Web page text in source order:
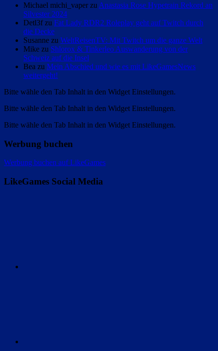
Michael michi_vaper zu Anastasia Rose Hypetrain Rekord an
Silvester 2024
Detl3f zu Fat Lady RDR2 Roleplay geht auf Twitch durch
die Decke
Susanne zu WeltReisenTV: Mit Twitch um die ganze Welt
Mike zu Shlorox & Tinkerleo Auswanderung von der
Schweiz auf die Insel
Bea zu Mein Abschied und wie es mit LikeGamesNews
weitergeht!
Bitte wähle den Tab Inhalt in den Widget Einstellungen.
Bitte wähle den Tab Inhalt in den Widget Einstellungen.
Bitte wähle den Tab Inhalt in den Widget Einstellungen.
Werbung buchen
Werbung buchen auf LikeGames
LikeGames Social Media